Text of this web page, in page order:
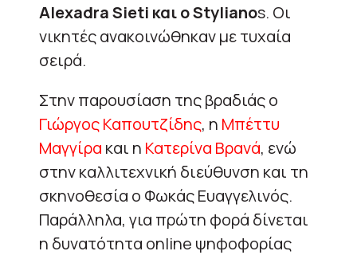
Αlexadra Sieti και ο Stylianos. Οι
νικητές ανακοινώθηκαν με τυχαία
σειρά.
Στην παρουσίαση της βραδιάς ο
Γιώργος Καπουτζίδης, η Μπέττυ
Μαγγίρα και η Κατερίνα Βρανά, ενώ
στην καλλιτεχνική διεύθυνση και τη
σκηνοθεσία ο Φωκάς Ευαγγελινός.
Παράλληλα, για πρώτη φορά δίνεται
η δυνατότητα online ψηφοφορίας